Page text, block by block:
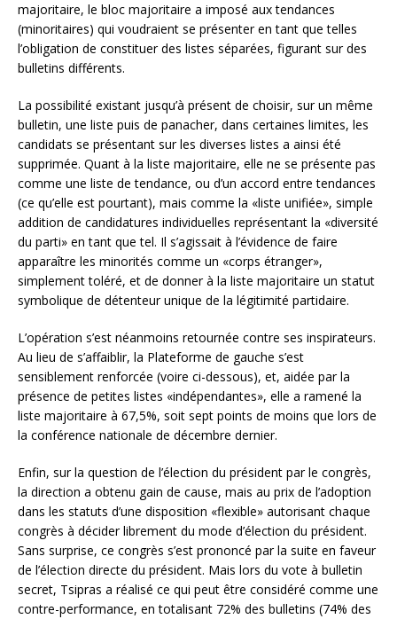
majoritaire, le bloc majoritaire a imposé aux tendances
(minoritaires) qui voudraient se présenter en tant que telles
l’obligation de constituer des listes séparées, figurant sur des
bulletins différents.
La possibilité existant jusqu’à présent de choisir, sur un même
bulletin, une liste puis de panacher, dans certaines limites, les
candidats se présentant sur les diverses listes a ainsi été
supprimée. Quant à la liste majoritaire, elle ne se présente pas
comme une liste de tendance, ou d’un accord entre tendances
(ce qu’elle est pourtant), mais comme la «liste unifiée», simple
addition de candidatures individuelles représentant la «diversité
du parti» en tant que tel. Il s’agissait à l’évidence de faire
apparaître les minorités comme un «corps étranger»,
simplement toléré, et de donner à la liste majoritaire un statut
symbolique de détenteur unique de la légitimité partidaire.
L’opération s’est néanmoins retournée contre ses inspirateurs.
Au lieu de s’affaiblir, la Plateforme de gauche s’est
sensiblement renforcée (voire ci-dessous), et, aidée par la
présence de petites listes «indépendantes», elle a ramené la
liste majoritaire à 67,5%, soit sept points de moins que lors de
la conférence nationale de décembre dernier.
Enfin, sur la question de l’élection du président par le congrès,
la direction a obtenu gain de cause, mais au prix de l’adoption
dans les statuts d’une disposition «flexible» autorisant chaque
congrès à décider librement du mode d’élection du président.
Sans surprise, ce congrès s’est prononcé par la suite en faveur
de l’élection directe du président. Mais lors du vote à bulletin
secret, Tsipras a réalisé ce qui peut être considéré comme une
contre-performance, en totalisant 72% des bulletins (74% des